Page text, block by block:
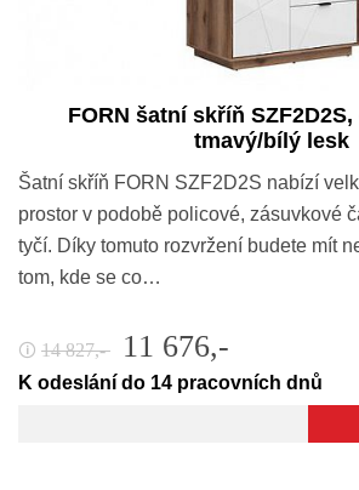
FORN šatní skříň
tmavý/bílý lesk
Šatní skříň FORN SZF2D2S nabízí
prostor v podobě policové, zásuvkové
tyčí. Díky tomuto rozvržení budete mít
tom, kde se co…
🛈 14 827,- 11 676,-
K odeslání do 14 pracovních dnů